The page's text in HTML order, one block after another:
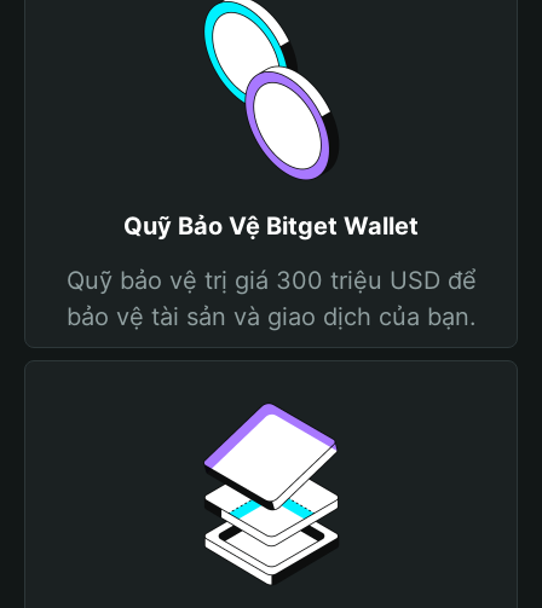
Quỹ Bảo Vệ Bitget Wallet
Quỹ bảo vệ trị giá 300 triệu USD để
bảo vệ tài sản và giao dịch của bạn.